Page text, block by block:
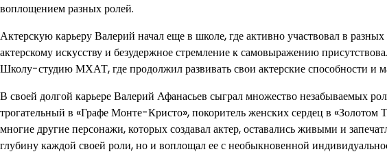
воплощением разных ролей.
Актерскую карьеру Валерий начал еще в школе, где активно участвовал в
актерскому искусству и безудержное стремление к самовыражению
Школу-студию МХАТ, где продолжил развивать свои актерские способности и
В своей долгой карьере Валерий Афанасьев сыграл множество незабываемых
трогательный в «Графе Монте-Кристо», покоритель женских сердец в «Золотом
многие другие персонажи, которых создавал актер, оставались живыми и
глубину каждой своей роли, но и воплощал ее с необыкновенной